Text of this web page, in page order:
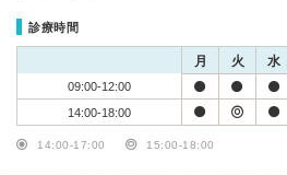
診療時間
月 火 水
09:00-12:00
14:00-18:00
14:00-17:00 15:00-18:00